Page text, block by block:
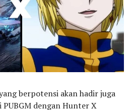
berpotensi akan hadir juga
PUBGM dengan Hunter X